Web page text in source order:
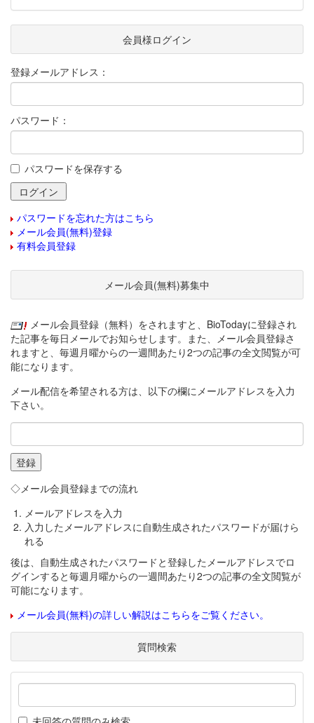
会員様ログイン
登録メールアドレス：
パスワード：
パスワードを保存する
パスワードを忘れた方はこちら
メール会員(無料)登録
有料会員登録
メール会員(無料)募集中
メール会員登録（無料）をされますと、BioTodayに登録され
た記事を毎日メールでお知らせします。また、メール会員登録さ
れますと、毎週月曜からの一週間あたり2つの記事の全文閲覧が可
能になります。
メール配信を希望される方は、以下の欄にメールアドレスを入力
下さい。
◇メール会員登録までの流れ
メールアドレスを入力
入力したメールアドレスに自動生成されたパスワードが届けら
れる
後は、自動生成されたパスワードと登録したメールアドレスでロ
グインすると毎週月曜からの一週間あたり2つの記事の全文閲覧が
可能になります。
メール会員(無料)の詳しい解説はこちらをご覧ください。
質問検索